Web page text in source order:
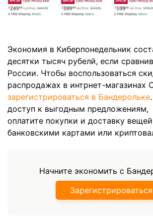
Экономия в Киберпонедельник
десятки тысяч рубелй, если
России. Чтобы воспользоваться
распродажах в интрнет-магазинах
зарегистрироваться в Бандерольке
доступ к выгодным предложениям,
оплатите покупки и доставку
банковскими картами или
Начните экономить с
Зарегистрироваться